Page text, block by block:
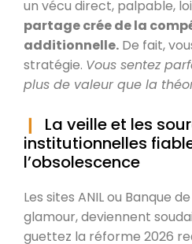
un vécu direct, palpable,
partage crée de la
additionnelle. De fait,
stratégie. Vous sentez
plus de valeur que la
La veille et les
institutionnelles
l’obsolescence
Les sites ANIL ou Banque
glamour, deviennent
guettez la réforme 2026